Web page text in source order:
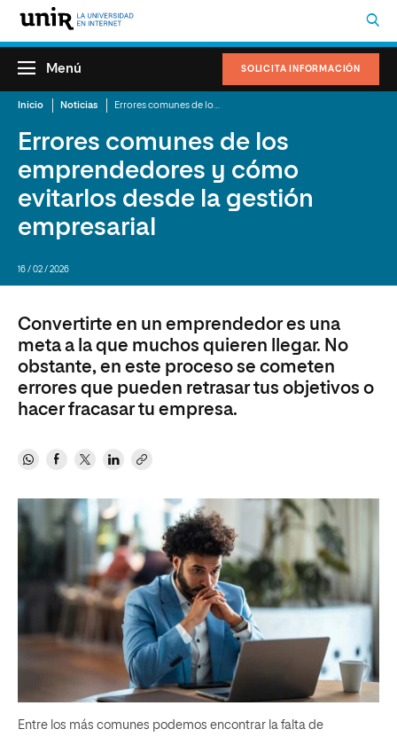
SOLICITA INFORMACIÓN
Menú
Inicio Noticias
Errores comunes de los
emprendedores y cómo
evitarlos desde la gestión
empresarial
16 / 02 / 2026
Convertirte en un emprendedor es una
meta a la que muchos quieren llegar. No
obstante, en este proceso se cometen
errores que pueden retrasar tus objetivos o
hacer fracasar tu empresa.
Entre los más comunes podemos encontrar la falta de